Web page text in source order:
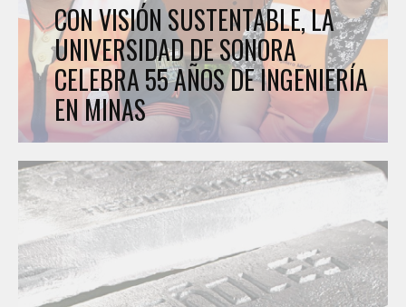
CON VISIÓN SUSTENTABLE, LA
UNIVERSIDAD DE SONORA
CELEBRA 55 AÑOS DE INGENIERÍA
EN MINAS